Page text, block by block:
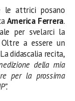
le attrici posano
America Ferrera.
per svelarci la
Oltre a essere un
didascalia recita,
della mia
per la prossima